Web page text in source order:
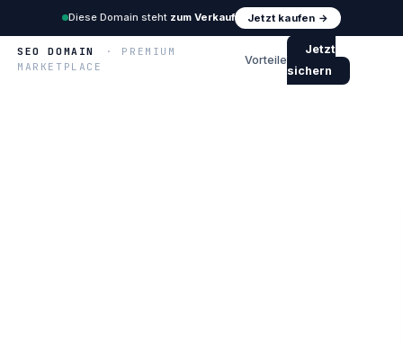
Diese Domain steht zum Verkauf Jetzt kaufen →
SEO DOMAIN
· PREMIUM
MARKETPLACE
Vorteile
Jetzt
sichern